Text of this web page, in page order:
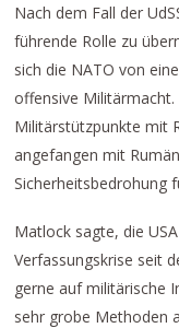
Nach dem Fall der
führende Rolle zu
sich die NATO von
offensive
Militärstützpunkte mit
angefangen mit
Sicherheitsbedrohung
Matlock sagte, die
Verfassungskrise seit
gerne auf militärische
sehr grobe Methoden